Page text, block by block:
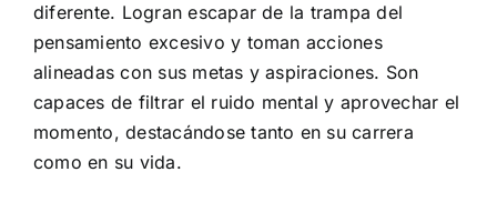
diferente. Logran escapar de la trampa del
pensamiento excesivo y toman acciones
alineadas con sus metas y aspiraciones. Son
capaces de filtrar el ruido mental y aprovechar el
momento, destacándose tanto en su carrera
como en su vida.